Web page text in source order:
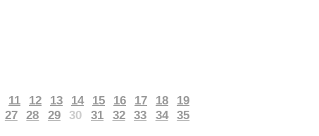
11 12 13 14 15 16 17 18
19
27 28 29 30 31 32 33 34
35